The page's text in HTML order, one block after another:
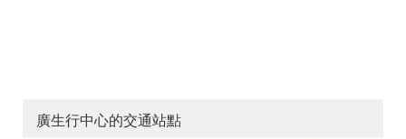
廣生行中心的交通站點